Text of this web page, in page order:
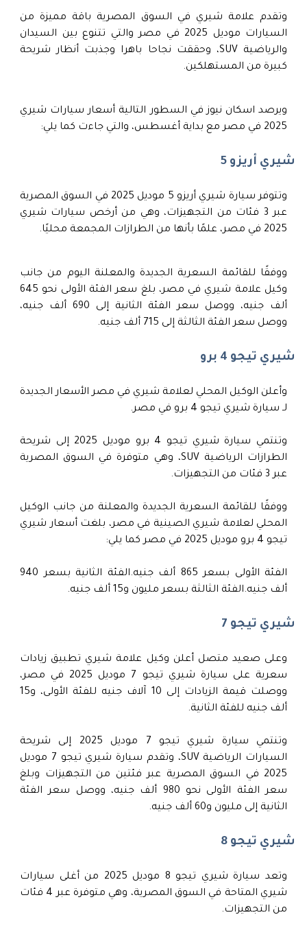
وتقدم علامة شيري في السوق المصرية باقة مميزة من
السيارات موديل 2025 في مصر والتي تتنوع بين السيدان
والرياضية SUV، وحققت نجاحا باهرا وجذبت أنظار شريحة
كبيرة من المستهلكين.
ويرصد اسكان نيوز في السطور التالية أسعار سيارات شيري
2025 في مصر مع بداية أغسطس، والتي جاءت كما يلي:
شيري أريزو 5
وتتوفر سيارة شيري أريزو 5 موديل 2025 في السوق المصرية
عبر 3 فئات من التجهيزات، وهي من أرخص سيارات شيري
2025 في مصر، علمًا بأنها من الطرازات المجمعة محليًا.
ووفقًا للقائمة السعرية الجديدة والمعلنة اليوم من جانب
وكيل علامة شيري في مصر، بلغ سعر الفئة الأولى نحو 645
ألف جنيه، ووصل سعر الفئة الثانية إلى 690 ألف جنيه،
ووصل سعر الفئة الثالثة إلى 715 ألف جنيه.
شيري تيجو 4 برو
وأعلن الوكيل المحلي لعلامة شيري في مصر الأسعار الجديدة
لـ سيارة شيري تيجو 4 برو في مصر.
وتنتمي سيارة شيري تيجو 4 برو موديل 2025 إلى شريحة
الطرازات الرياضية SUV، وهي متوفرة في السوق المصرية
عبر 3 فئات من التجهيزات.
ووفقًا للقائمة السعرية الجديدة والمعلنة من جانب الوكيل
المحلي لعلامة شيري الصينية في مصر، بلغت أسعار شيري
تيجو 4 برو موديل 2025 في مصر كما يلي:
الفئة الأولى بسعر 865 ألف جنيه.الفئة الثانية بسعر 940
ألف جنيه.الفئة الثالثة بسعر مليون و15 ألف جنيه.
شيري تيجو 7
وعلى صعيد متصل أعلن وكيل علامة شيري تطبيق زيادات
سعرية على سيارة شيري تيجو 7 موديل 2025 في مصر،
ووصلت قيمة الزيادات إلى 10 آلاف جنيه للفئة الأولى، و15
ألف جنيه للفئة الثانية.
وتنتمي سيارة شيري تيجو 7 موديل 2025 إلى شريحة
السيارات الرياضية SUV، وتقدم سيارة شيري تيجو 7 موديل
2025 في السوق المصرية عبر فئتين من التجهيزات وبلغ
سعر الفئة الأولى نحو 980 ألف جنيه، ووصل سعر الفئة
الثانية إلى مليون و60 ألف جنيه.
شيري تيجو 8
وتعد سيارة شيري تيجو 8 موديل 2025 من أغلى سيارات
شيري المتاحة في السوق المصرية، وهي متوفرة عبر 4 فئات
من التجهيزات.